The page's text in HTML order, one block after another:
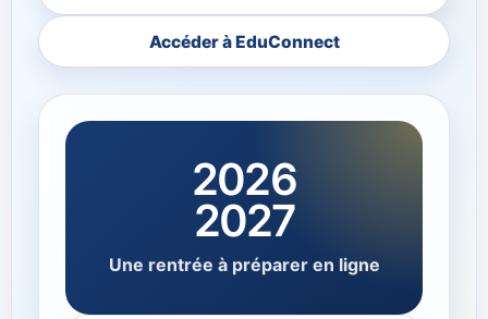
Accéder à EduConnect
2026
2027
Une rentrée à préparer en ligne